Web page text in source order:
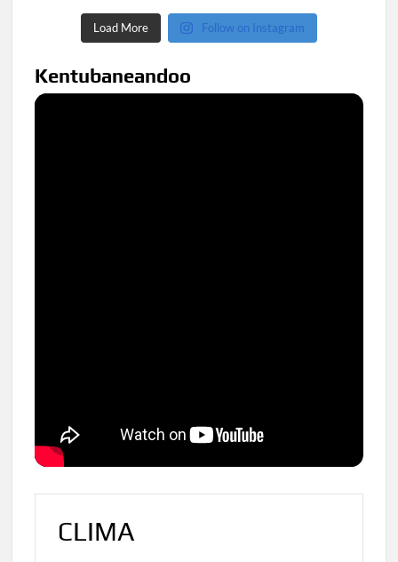
Load More Follow on Instagram
Kentubaneandoo
CLIMA